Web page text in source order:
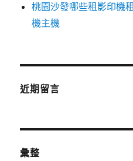
桃園沙發哪些租影印機
機主機
近期留言
彙整